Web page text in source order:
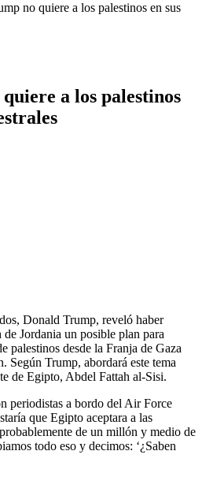
no quiere a los palestinos en sus
a los palestinos
Donald Trump, reveló haber
Jordania un posible plan para
palestinos desde la Franja de Gaza
Según Trump, abordará este tema
de Egipto, Abdel Fattah al-Sisi.
periodistas a bordo del Air Force
que Egipto aceptara a las
de un millón y medio de
todo eso y decimos: ‘¿Saben